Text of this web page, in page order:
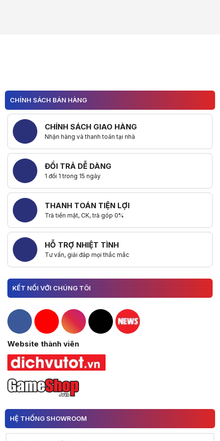
CHÍNH SÁCH BÁN HÀNG
CHÍNH SÁCH GIAO HÀNG
Nhận hàng và thanh toán tại nhà
ĐỔI TRẢ DỄ DÀNG
1 đổi 1 trong 15 ngày
THANH TOÁN TIỆN LỢI
Trả tiền mặt, CK, trả góp 0%
HỖ TRỢ NHIỆT TÌNH
Tư vấn, giải đáp mọi thắc mắc
KẾT NỐI VỚI CHÚNG TÔI
Hacom Facebook
Hacom YouTube
Hacom Instagram
Hacom TikTok
Website thành viên
HỆ THỐNG SHOWROOM